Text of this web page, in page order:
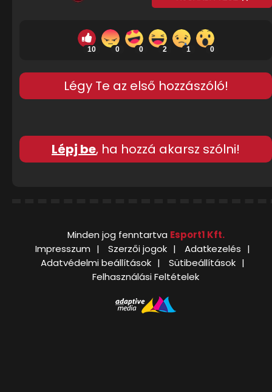
10 0 0 2 1 0
Légy Te az első hozzászóló!
Lépj be, ha hozzá akarsz szólni!
Minden jog fenntartva Esport1 Kft.
Impresszum
Szerzői jogok
Adatkezelés
Adatvédelmi beállítások
Sütibeállítások
Felhasználási Feltételek